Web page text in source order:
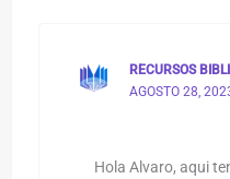
RECURSOS
AGOSTO 28,
Hola Alvaro, aqui